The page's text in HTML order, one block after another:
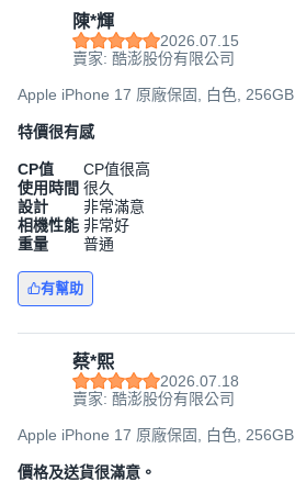
陳*輝
2026.07.15
賣家: 酷澎股份有限公司
Apple iPhone 17 原廠保固, 白色, 256GB
特價很有感
CP值
CP值很高
使用時間 很久
設計
非常滿意
相機性能 非常好
重量
普通
有幫助
蔡*熙
2026.07.18
賣家: 酷澎股份有限公司
Apple iPhone 17 原廠保固, 白色, 256GB
價格及送貨很滿意。